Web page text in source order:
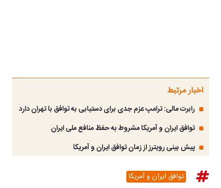
اخبار مرتبط
رابرت مالی: ترامپ عزم جدی برای دستیابی به توافق با تهران دارد
توافق ایران و آمریکا مشروط به حفظ منافع ملی ایران
پیش بینی رویترز از زمان توافق ایران و آمریکا
توافق ایران و آمریکا